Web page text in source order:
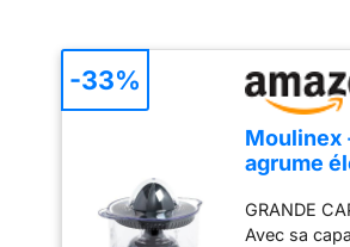
Moulinex
agrume
Double
0.45 L
GRANDE
Avec sa
-33%